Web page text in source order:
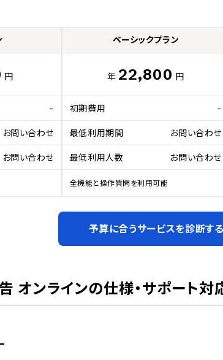
円
-
お問い合わせ
お問い合わせ
ベーシックプラン
年 22,800 円
初期費用 -
最低利用期間 お問い合わせ
最低利用人数 お問い合わせ
全機能と操作質問を利用可能
予算に合うサービスを診断する
オンラインの仕様・サポート対